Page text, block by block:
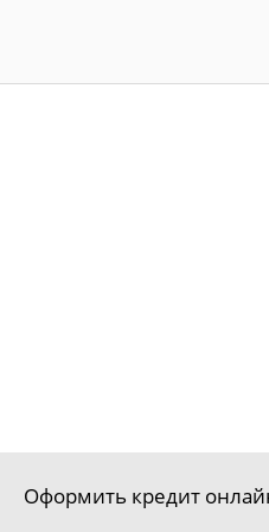
Оформить кредит